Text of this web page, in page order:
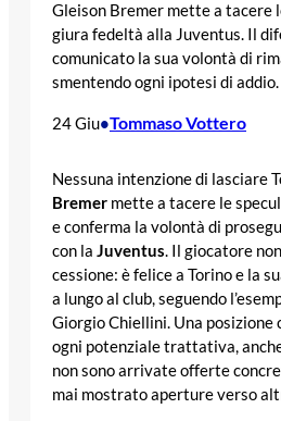
Gleison Bremer mette a tacere
giura fedeltà alla Juventus. Il
comunicato la sua volontà di
smentendo ogni ipotesi di addio.
24 Giu•Tommaso Vottero
Nessuna intenzione di lasciare
Bremer mette a tacere le
e conferma la volontà di
con la Juventus. Il giocatore
cessione: è felice a Torino e la
a lungo al club, seguendo
Giorgio Chiellini. Una posizione
ogni potenziale trattativa,
non sono arrivate offerte
mai mostrato aperture verso